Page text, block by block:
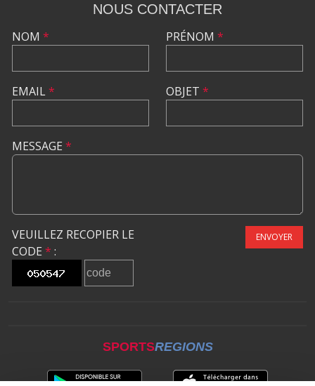
NOUS CONTACTER
NOM *
EMAIL*
PRÉNOM *
OBJET *
MESSAGE *
VEUILLEZ RECOPIER LE
CODE * :
ENVOYER
SPORTSREGIONS